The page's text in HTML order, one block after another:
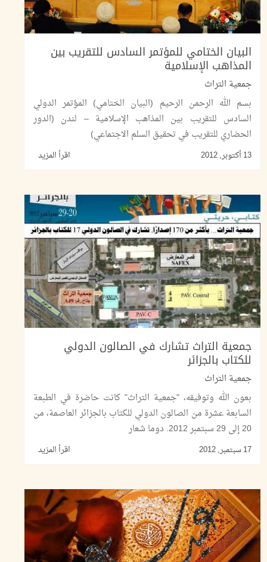
البيان الختامي للمؤتمر السادس للتقريب بين
المذاهب الإسلامية
جمعية التراث
بسم الله الرحمن الرحيم (البيان الختامي) المؤتمر الدولي
السادس للتقريب بين المذاهب الإسلامية – لندن (الدور
الحضاري للتقريب في تحقيق السلم الاجتماعي)
13 أكتوبر, 2012 اقرأ المزيد
جمعية التراث تشارك في الصالون الدولي
للكتاب بالجزائر
جمعية التراث
بعون الله وتوفيقه، "جمعية التراث" كانت حاضرة في الطبعة
السابعة عشرة من الصالون الدولي للكتاب بالجزائر العاصمة، من
20 إلى 29 سبتمبر 2012. دوما شعار
17 سبتمبر, 2012 اقرأ المزيد